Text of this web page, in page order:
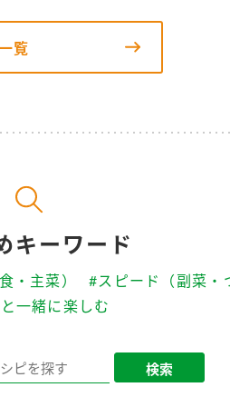
覧
キーワード
・主菜）
#スピード（副菜・
一緒に楽しむ
検索